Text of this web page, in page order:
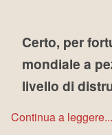
Certo, per
mondiale a
livello di
Continua a leggere...